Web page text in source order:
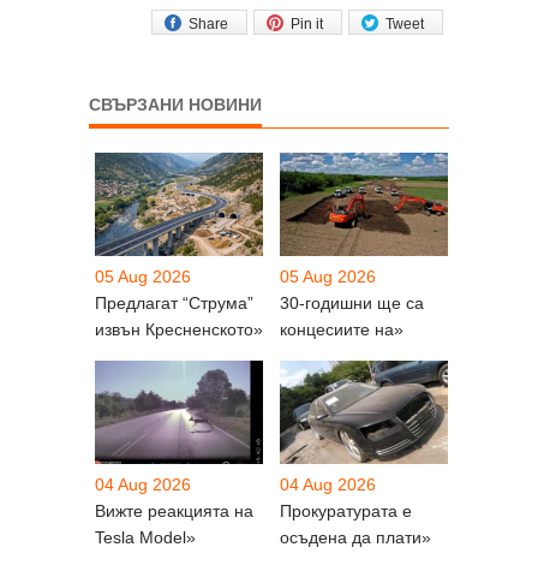
Tweet
Pin it
Share
СВЪРЗАНИ НОВИНИ
05 Aug 2026
Предлагат “Струма”
извън Кресненското»
05 Aug 2026
30-годишни ще са
концесиите на»
04 Aug 2026
Вижте реакцията на
Tesla Model»
04 Aug 2026
Прокуратурата е
осъдена да плати»